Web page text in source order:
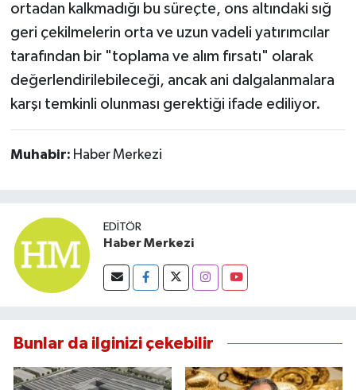
ortadan kalkmadığı bu süreçte, ons altındaki sığ
geri çekilmelerin orta ve uzun vadeli yatırımcılar
tarafından bir "toplama ve alım fırsatı" olarak
değerlendirilebileceği, ancak ani dalgalanmalara
karşı temkinli olunması gerektiği ifade ediliyor.
Muhabir: Haber Merkezi
EDITÖR
Haber Merkezi
Bunlar da ilginizi çekebilir